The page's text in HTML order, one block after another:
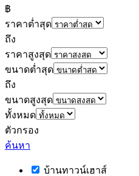
฿
ราคาต่ำสุด
ถึง
ราคาสูงสุด
ขนาดต่ำสุด
ถึง
ขนาดสูงสุด
ทั้งหมด
ตัวกรอง
ค้นหา
บ้านทาวน์เฮาส์